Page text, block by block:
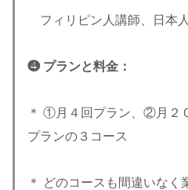
フィリピン人講師、日本
❹ プランと料金：
＊ ①月４回プラン、②月２
プランの３コース
＊ どのコースも間違いなく